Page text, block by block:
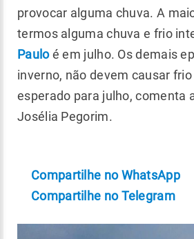
provocar alguma chuva. A
termos alguma chuva e frio
Pauloé em julho. Os demais
inverno, não devem causar
esperado para julho, comenta
Josélia Pegorim.
Compartilhe no WhatsApp
Compartilhe no Telegram